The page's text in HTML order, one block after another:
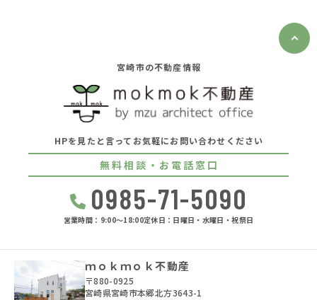
宮崎市の不動産情報
HPを見たと言ってお気軽にお問い合わせください
無料相談・お電話窓口
0985-71-5090
営業時間：9:00〜18:00定休日：日曜日・水曜日・祝祭日
ｍｏｋｍｏｋ不動産
〒880-0925
宮崎県宮崎市本郷北方3643-1